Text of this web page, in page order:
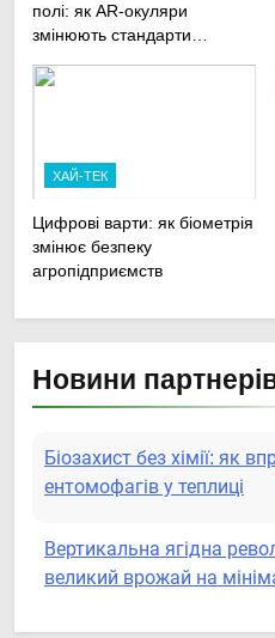
полі: як AR-окуляри
змінюють стандарти
сільськогосподарської
ХАЙ-ТЕК
Цифрові варти: як біометрія
змінює безпеку
агропідприємств
Новини
Біозахист без хімії: як
ентомофагів у теплиці
Вертикальна ягідна
великий врожай на